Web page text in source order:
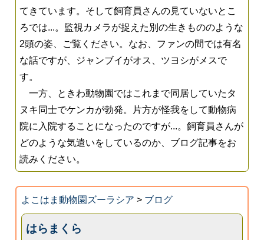
てきています。そして飼育員さんの見ていないとこ
ろでは...。監視カメラが捉えた別の生きもののような
2頭の姿、ご覧ください。なお、ファンの間では有名
な話ですが、ジャンブイがオス、ツヨシがメスで
す。
一方、ときわ動物園ではこれまで同居していたタ
ヌキ同士でケンカが勃発。片方が怪我をして動物病
院に入院することになったのですが...。飼育員さんが
どのような気遣いをしているのか、ブログ記事をお
読みください。
よこはま動物園ズーラシア > ブログ
はらまくら